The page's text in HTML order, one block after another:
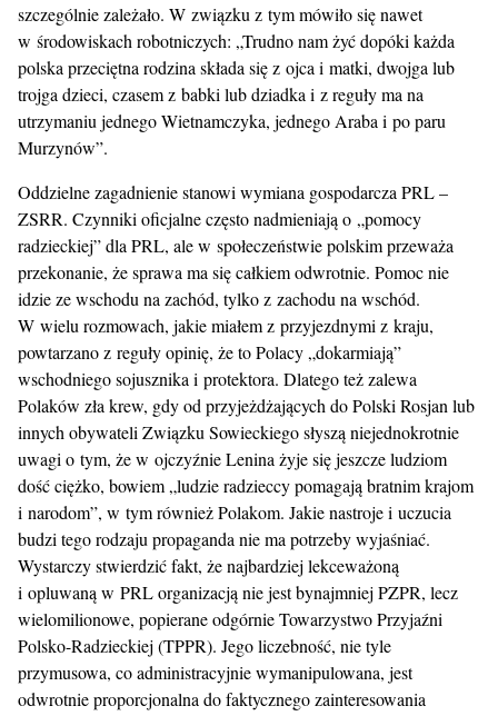
szczególnie zależało. W związku z tym mówiło się nawet
w środowiskach robotniczych: „Trudno nam żyć dopóki każda
polska przeciętna rodzina składa się z ojca i matki, dwojga lub
trojga dzieci, czasem z babki lub dziadka i z reguły ma na
utrzymaniu jednego Wietnamczyka, jednego Araba i po paru
Murzynów”.
Oddzielne zagadnienie stanowi wymiana gospodarcza PRL –
ZSRR. Czynniki oficjalne często nadmieniają o „pomocy
radzieckiej” dla PRL, ale w społeczeństwie polskim przeważa
przekonanie, że sprawa ma się całkiem odwrotnie. Pomoc nie
idzie ze wschodu na zachód, tylko z zachodu na wschód.
W wielu rozmowach, jakie miałem z przyjezdnymi z kraju,
powtarzano z reguły opinię, że to Polacy „dokarmiają”
wschodniego sojusznika i protektora. Dlatego też zalewa
Polaków zła krew, gdy od przyjeżdżających do Polski Rosjan lub
innych obywateli Związku Sowieckiego słyszą niejednokrotnie
uwagi o tym, że w ojczyźnie Lenina żyje się jeszcze ludziom
dość ciężko, bowiem „ludzie radzieccy pomagają bratnim krajom
i narodom”, w tym również Polakom. Jakie nastroje i uczucia
budzi tego rodzaju propaganda nie ma potrzeby wyjaśniać.
Wystarczy stwierdzić fakt, że najbardziej lekceważoną
i opluwaną w PRL organizacją nie jest bynajmniej PZPR, lecz
wielomilionowe, popierane odgórnie Towarzystwo Przyjaźni
Polsko-Radzieckiej (TPPR). Jego liczebność, nie tyle
przymusowa, co administracyjnie wymanipulowana, jest
odwrotnie proporcjonalna do faktycznego zainteresowania